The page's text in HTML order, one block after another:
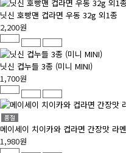
닛신 호빵맨 컵라면 우동 32g 외1종
2,200원
닛신 컵누들 3종 (미니 MINI)
1,700원
품절
메이세이 치이카와 컵라면 간장맛 라멘
1,980원